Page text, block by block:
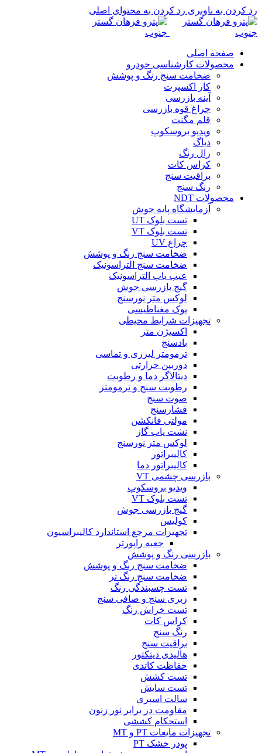
رد کردن به ناوبری رد کردن به محتوای اصلی
صفحه اصلی
محصولات کارشناسی خودرو
ضخامت سنج رنگ و پوشش
کار اکسپرت
آینه بازرسی
چراغ قوه بازرسی
قلم مگنت
ویدیو بروسکوپ
دیاگ
رال رنگ
کراس کات
براقیت سنج
رنگ سنج
محصولات NDT
آزمایشگاه پایه جوش
تست بلوک UT
تست بلوک VT
چراغ UV
ضخامت سنج رنگ و پوشش
ضخامت سنج التراسونیک
عیب یاب التراسونیک
گیج بازرسی جوش
لوکس متر نورسنج
یوک مغناطیسی
تجهیزات شرایط محیطی
اکسیژن متر
بادسنج
ترمومتر لیزری و تماسی
دوربین حرارتی
دیتالاگر دما و رطوبت
رطوبت سنج و ترمومتر
صوت سنج
فشارسنج
مولتی فانکشن
نشت یاب گاز
لوکس متر نورسنج
کالیبراتور
کالیبراتور دما
بازرسی چشمی VT
ویدیو بروسکوپ
تست بلوک VT
گیج بازرسی جوش
کولیس
تجهیزات مرجع استاندارد کالیبراسیون
جعبه راپورتر
بازرسی رنگ و پوشش
ضخامت سنج رنگ و پوشش
ضخامت سنج رنگ تر
تست چسبندگی رنگ
زبری سنج و صافی سنج
تست خراش رنگ
کراس کات
رنگ سنج
براقیت سنج
هالیدی دیتکتور
حفاظت کاتدی
تست کشش
تست سایش
سالت اسپری
مقاومت در برابر نور زنون
استحکام کششی
تجهیزات مایعات PT و MT
پودر خشک PT